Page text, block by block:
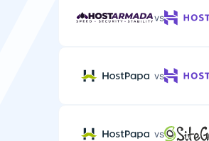
vs
vs
vs